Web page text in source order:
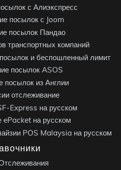
с Алиэкспресс
посылок с Joom
посылок Пандао
транспортных компаний
и беспошленный лимит
посылок ASOS
посылок из Англии
отслеживание
Express на русском
ePacket на русском
POS Malaysia на русском